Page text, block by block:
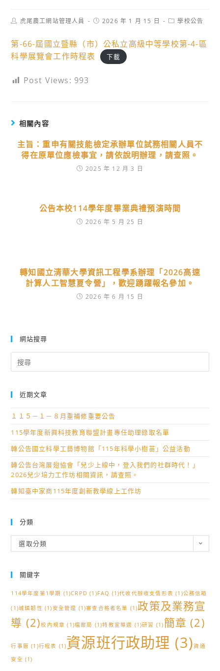
Post虎尾農工網站管理人員
Post2026 年 1 月 15 日
Post學校公告
第-66-屆國立暨縣（市）公私立高級中等學校第-4-區
科學展覽會工作時程表
下載
Post Views: 993
相關內容
主旨：重申有關技能檢定承辦單位試務相關人員不
得在原單位應檢事宜，請依說明辦理，請查照。
2025 年 12 月 3 日
公告本校114學年度畢業典禮預演時間
2026 年 5 月 25 日
轉知國立清華大學資訊工程學系辦理「2026高速
計算人工智慧夏令營」，歡迎踴躍報名參加。
2026 年 6 月 15 日
網站搜尋
for:
近期文章
１１５－１－８月重補修重要公告
115學年度新興科技教育聯盟計畫專任助理錄取名單
轉公告國立科學工藝博物館「115年科學小樹苗」公益活動
轉公告台灣展翅協會「兒少上線中，登入我們的社群時代！」
2026兒少培力工作坊相關資訊，請查照。
轉知臺中家商115年度創新教學線上工作坊
分類
類
選取分類
關鍵字
114學年度第1學期 (1)CRPD (1)FAQ (1)代收代辦收支情形表 (1)公務信箱
(1)城鎮韌性 (1)安全管理 (1)審查合格者名單 (1)政策及業務宣
導 (2)校內規章 (1)檔案局 (1)特教宣導週 (1)研習 (1) 簡章 (2)
行事曆 (1)行程表 (1)資源班行政助理 (3)資通
安全 (1)